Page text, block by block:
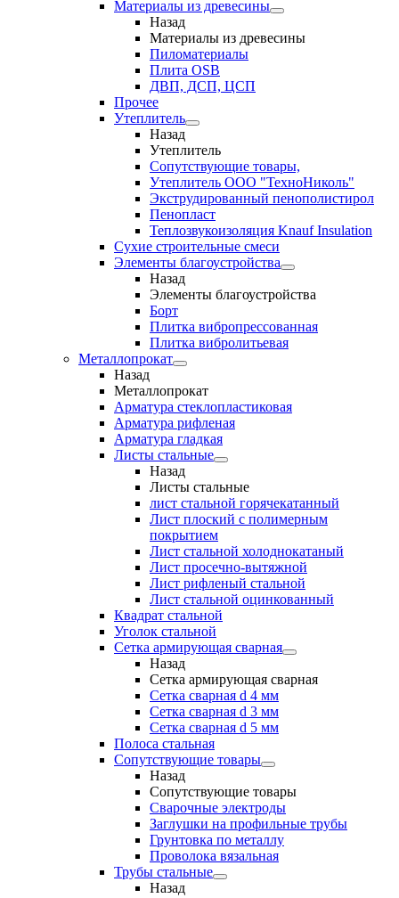
Материалы из древесины
Назад
Материалы из древесины
Пиломатериалы
Плита OSB
ДВП, ДСП, ЦСП
Прочее
Утеплитель
Назад
Утеплитель
Сопутствующие товары,
Утеплитель ООО "ТехноНиколь"
Экструдированный пенополистирол
Пенопласт
Теплозвукоизоляция Knauf Insulation
Сухие строительные смеси
Элементы благоустройства
Назад
Элементы благоустройства
Борт
Плитка вибропрессованная
Плитка вибролитьевая
Металлопрокат
Назад
Металлопрокат
Арматура стеклопластиковая
Арматура рифленая
Арматура гладкая
Листы стальные
Назад
Листы стальные
лист стальной горячекатанный
Лист плоский с полимерным
покрытием
Лист стальной холоднокатаный
Лист просечно-вытяжной
Лист рифленый стальной
Лист стальной оцинкованный
Квадрат стальной
Уголок стальной
Сетка армирующая сварная
Назад
Сетка армирующая сварная
Сетка сварная d 4 мм
Сетка сварная d 3 мм
Сетка сварная d 5 мм
Полоса стальная
Сопутствующие товары
Назад
Сопутствующие товары
Сварочные электроды
Заглушки на профильные трубы
Грунтовка по металлу
Проволока вязальная
Трубы стальные
Назад